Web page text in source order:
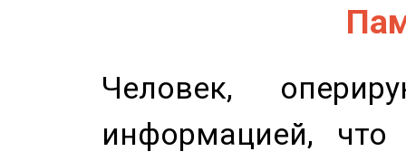
Человек,
информацией,